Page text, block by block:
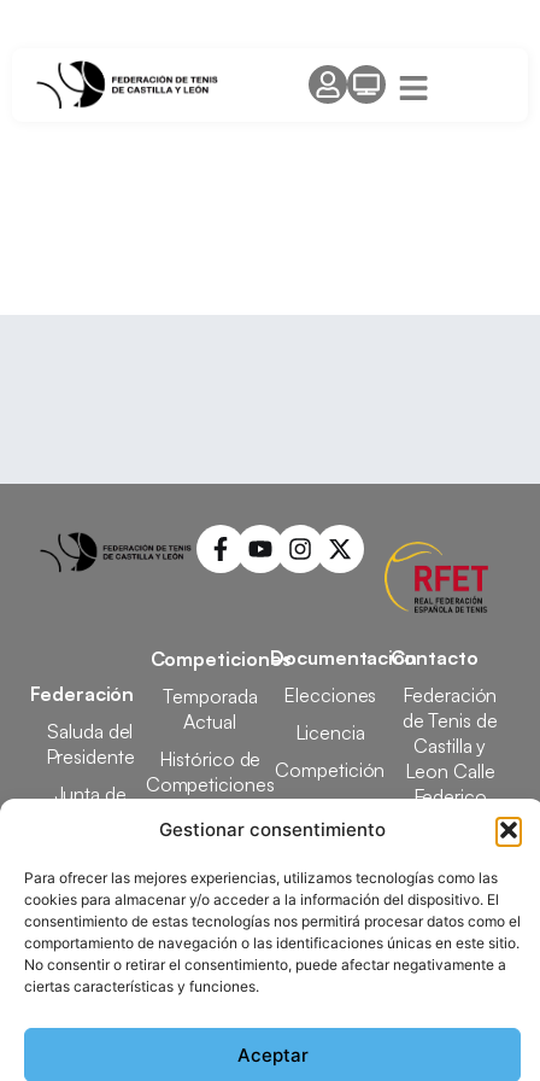
Gestionar consentimiento
Para ofrecer las mejores experiencias, utilizamos tecnologías como las
cookies para almacenar y/o acceder a la información del dispositivo. El
consentimiento de estas tecnologías nos permitirá procesar datos como el
comportamiento de navegación o las identificaciones únicas en este sitio.
No consentir o retirar el consentimiento, puede afectar negativamente a
ciertas características y funciones.
Aceptar
Federación
Saluda del
Presidente
Junta de
Elecciones
Clubes
Federados
Competiciones
Temporada
Actual
Histórico de
Competiciones
Designaciones
Documentación
Elecciones
Licencia
Competición
Docencia
Contacto
Federación
de Tenis de
Castilla y
Leon Calle
Federico
García Lorca,
Valladolid
983 24 94 26
Copyright © 2025 Federación de Tenis de Castilla y León |
Desarrollado por